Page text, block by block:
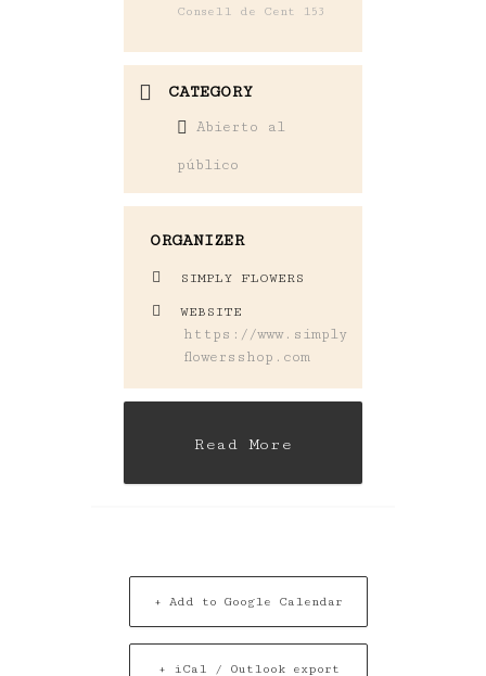
Consell de Cent 153
CATEGORY
Abierto al
público
ORGANIZER
SIMPLY FLOWERS
WEBSITE
https://www.simply
flowersshop.com
Read More
+ Add to Google Calendar
+ iCal / Outlook export